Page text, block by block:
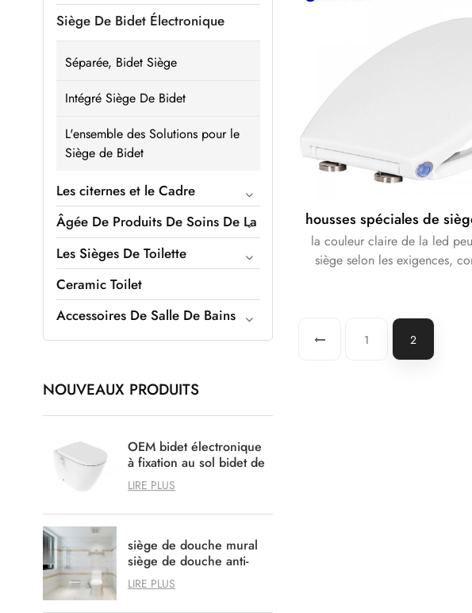
Siège De Bidet Électronique
Séparée, Bidet Siège
Intégré Siège De Bidet
L'ensemble des Solutions pour le
Siège de Bidet
Les citernes et le Cadre
Âgée De Produits De Soins De La
Les Sièges De Toilette
Ceramic Toilet
Accessoires De Salle De Bains
NOUVEAUX PRODUITS
OEM bidet électronique
à fixation au sol bidet de
douche intelligent
LIRE PLUS
siège de douche mural
siège de douche anti-
rayures spa
LIRE PLUS
la couleur claire de la led
siège selon les exigences,
1 2